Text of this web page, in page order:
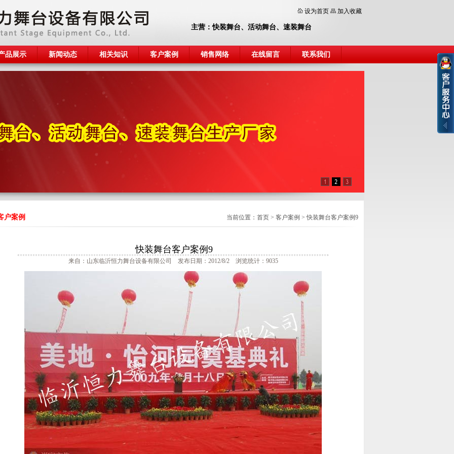
设为首页 加入收藏
主营：快装舞台、 活动舞台、 速装舞台
品展示 新闻动态 相关知识 客户案例 销售网络 在线留言 联系我们
户案例 当前位置： 首页> 客户案例 >快装舞台客户案例9
快装舞台客户案例9
来自：山东临沂恒力舞台设备有限公司 发布日期：2012/8/2 浏览统计：9035